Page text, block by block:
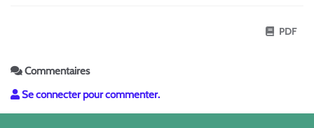
PDF
Commentaires
Se connecter pour commenter.